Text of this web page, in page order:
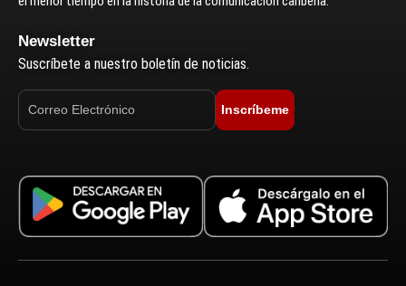
Newsletter
Suscríbete a nuestro boletín de noticias.
Inscríbeme